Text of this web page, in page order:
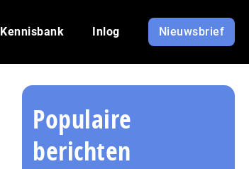
Kennisbank Inlog Nieuwsbrief
Populaire
berichten